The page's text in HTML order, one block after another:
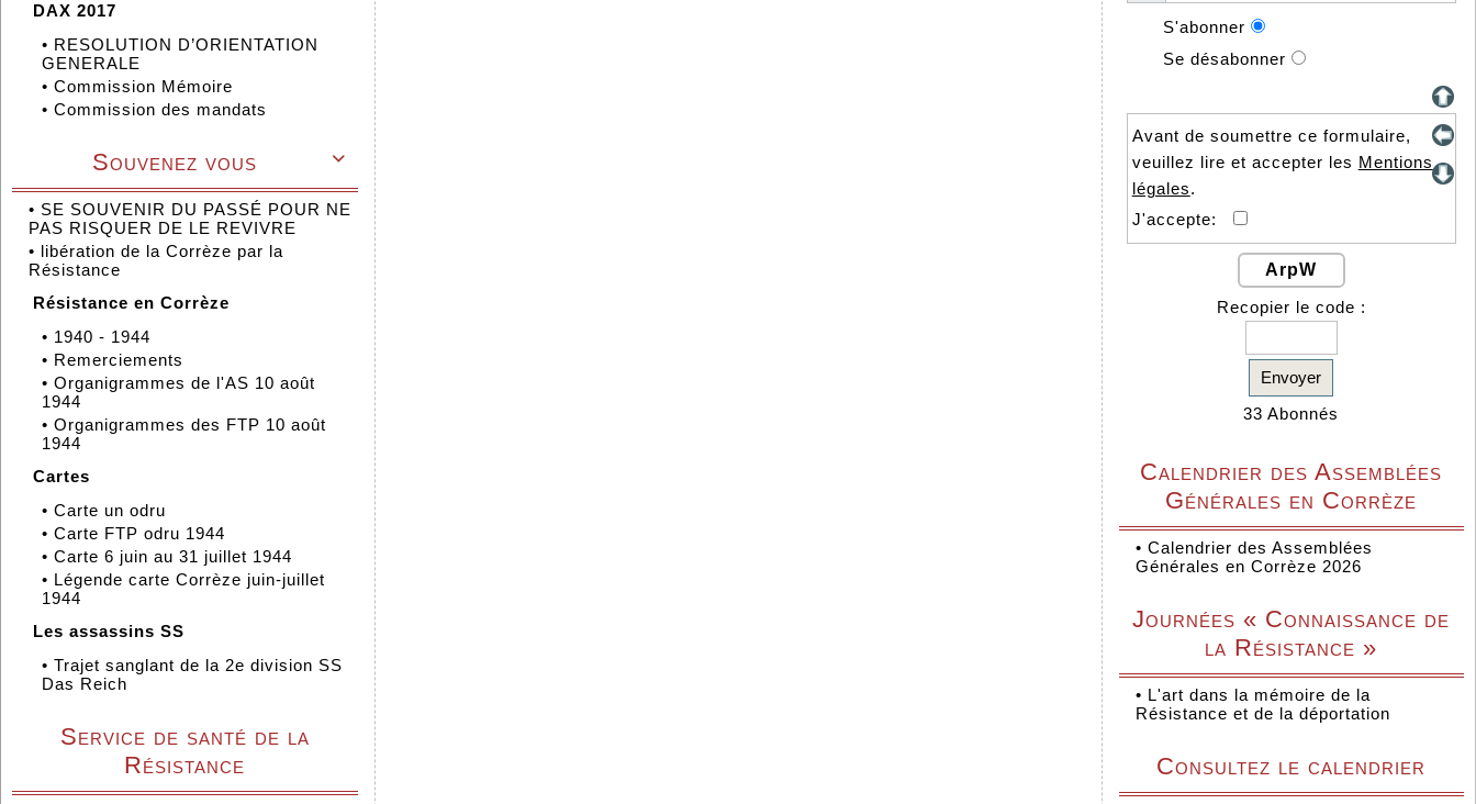
DAX 2017
• RESOLUTION D’ORIENTATION
GENERALE
• Commission Mémoire
• Commission des mandats

Souvenez vous
• SE SOUVENIR DU PASSÉ POUR NE
PAS RISQUER DE LE REVIVRE
• libération de la Corrèze par la
Résistance
Résistance en Corrèze
• 1940 - 1944
• Remerciements
• Organigrammes de l'AS 10 août
1944
• Organigrammes des FTP 10 août
1944
Cartes
• Carte un odru
• Carte FTP odru 1944
• Carte 6 juin au 31 juillet 1944
• Légende carte Corrèze juin-juillet
1944
Les assassins SS
• Trajet sanglant de la 2e division SS
Das Reich
Service de santé de la
Résistance
S'abonner
Se désabonner
Avant de soumettre ce formulaire,
veuillez lire et accepter les Mentions
légales.
J'accepte:
ArpW
Recopier le code :
Envoyer
33 Abonnés
Calendrier des Assemblées
Générales en Corrèze
• Calendrier des Assemblées
Générales en Corrèze 2026
Journées « Connaissance de
la Résistance »
• L'art dans la mémoire de la
Résistance et de la déportation
Consultez le calendrier